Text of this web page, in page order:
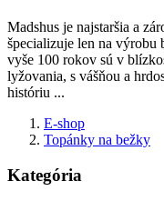
Madshus je najstaršia a
špecializuje len na výrobu
vyše 100 rokov sú v
lyžovania, s vášňou a
históriu ...
E-shop
Topánky na bežky
Kategória